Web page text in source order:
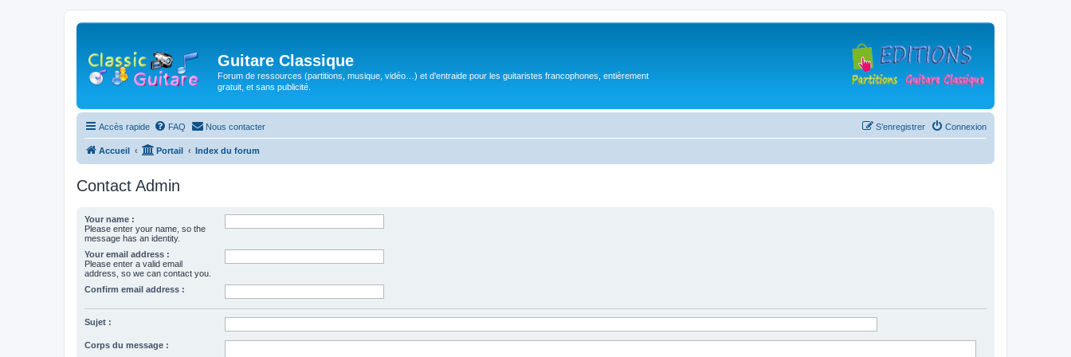
Guitare Classique
Forum de ressources (partitions, musique, vidéo…) et d'entraide pour les guitaristes francophones, entièrement
gratuit, et sans publicité.
Accès rapide FAQ Nous contacter Connexion
S’enregistrer
Accueil Portail Index du forum
Contact Admin
Your name :
Please enter your name, so the
message has an identity.
Your email address :
Please enter a valid email
address, so we can contact you.
Confirm email address :
Sujet :
Corps du message :